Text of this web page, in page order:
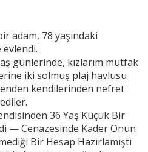
adam, 78 yaşındaki
günlerinde, kızlarım mutfak
iki solmuş plaj havlusu
kendilerinden nefret
36 Yaş Küçük Bir
— Cenazesinde Kader Onun
Bir Hesap Hazırlamıştı